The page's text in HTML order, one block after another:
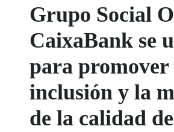
Grupo Social
CaixaBank se
para promover
inclusión y la
de la calidad